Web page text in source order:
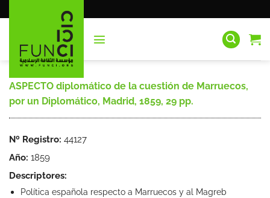
al
ASPECTO diplomático de la cuestión de Marruecos,
por un Diplomático, Madrid, 1859, 29 pp.
Nº Registro: 44127
Año: 1859
Descriptores:
Política española respecto a Marruecos y al Magreb